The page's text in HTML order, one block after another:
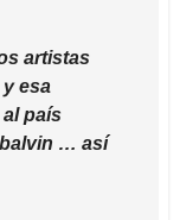
artistas
esa
país
… así